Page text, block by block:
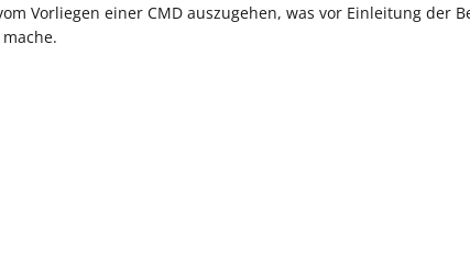
Vorliegen einer CMD auszugehen, was vor Einleitung der